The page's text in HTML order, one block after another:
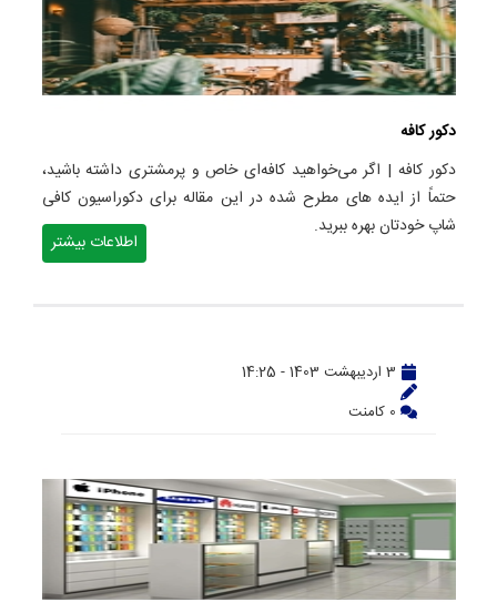
دکور کافه
دکور کافه | اگر می‌خواهید کافه‌ای خاص و پرمشتری داشته باشید،
حتماً از ایده های مطرح شده در این مقاله برای دکوراسیون کافی
شاپ خودتان بهره ببرید.
اطلاعات بیشتر